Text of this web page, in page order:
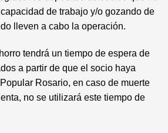
de trabajo y/o gozando de
lleven a cabo la operación.
tendrá un tiempo de espera de
a partir de que el socio haya
Rosario, en caso de muerte
no se utilizará este tiempo de